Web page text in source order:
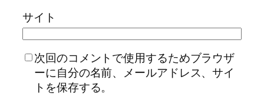
サイト
次回のコメントで使用するためブラウザ
ーに自分の名前、メールアドレス、サイ
トを保存する。